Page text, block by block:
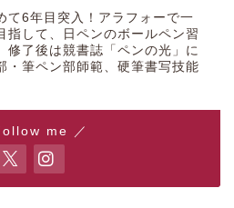
て6年目突入！アラフォーで一
指して、日ペンのボールペン習
修了後は競書誌「ペンの光」に
・筆ペン部師範、硬筆書写技能
me ／